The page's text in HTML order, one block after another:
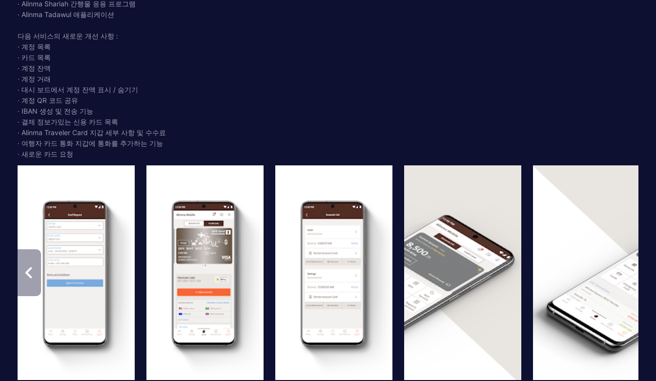
· Alinma Shariah 간행물 응용 프로그램
· Alinma Tadawul 애플리케이션
다음 서비스의 새로운 개선 사항 :
· 계정 목록
· 카드 목록
· 계정 잔액
· 계정 거래
· 대시 보드에서 계정 잔액 표시 / 숨기기
· 계정 QR 코드 공유
· IBAN 생성 및 전송 기능
· 결제 정보가있는 신용 카드 목록
· Alinma Traveler Card 지갑 세부 사항 및 수수료
· 여행자 카드 통화 지갑에 통화를 추가하는 기능
· 새로운 카드 요청